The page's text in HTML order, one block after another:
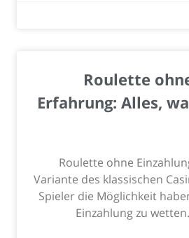
Roulette
Erfahrung: Alles,
Roulette ohne
Variante des klassischen
Spieler die Möglichkeit
Einzahlung zu